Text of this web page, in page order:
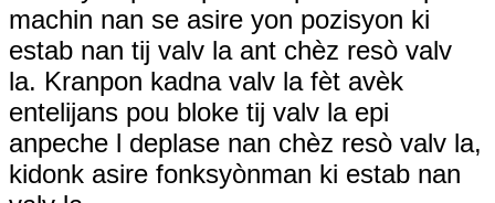
machin nan se asire yon pozisyon ki
estab nan tij valv la ant chèz resò valv
la. Kranpon kadna valv la fèt avèk
entelijans pou bloke tij valv la epi
anpeche l deplase nan chèz resò valv la,
kidonk asire fonksyònman ki estab nan